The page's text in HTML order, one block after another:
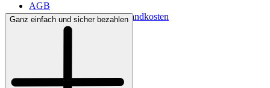
AGB
Lieferbedingungen & Versandkosten
Bezahlung
Ganz einfach und sicher bezahlen